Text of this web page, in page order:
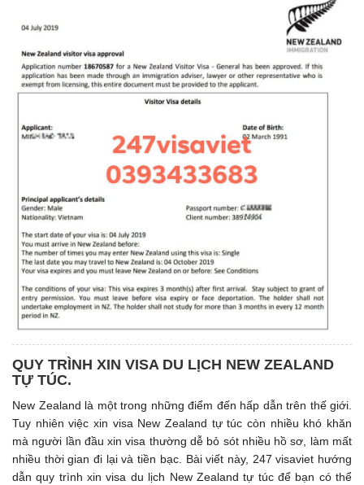
QUY TRÌNH XIN VISA DU LỊCH NEW ZEALAND
TỰ TÚC.
New Zealand là một trong những điểm đến hấp dẫn trên thế giới.
Tuy nhiên việc xin visa New Zealand tự túc còn nhiều khó khăn
mà người lần đầu xin visa thường dễ bỏ sót nhiều hồ sơ, làm mất
nhiều thời gian đi lại và tiền bạc. Bài viết này, 247 visaviet hướng
dẫn quy trình xin visa du lịch New Zealand tự túc để bạn có thể